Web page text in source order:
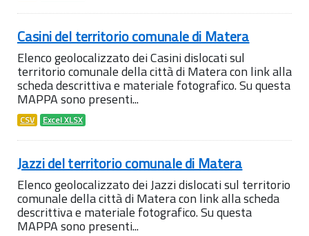
Casini del territorio comunale di Matera
Elenco geolocalizzato dei Casini dislocati sul
territorio comunale della città di Matera con link alla
scheda descrittiva e materiale fotografico. Su questa
MAPPA sono presenti...
CSV Excel XLSX
Jazzi del territorio comunale di Matera
Elenco geolocalizzato dei Jazzi dislocati sul territorio
comunale della città di Matera con link alla scheda
descrittiva e materiale fotografico. Su questa
MAPPA sono presenti...